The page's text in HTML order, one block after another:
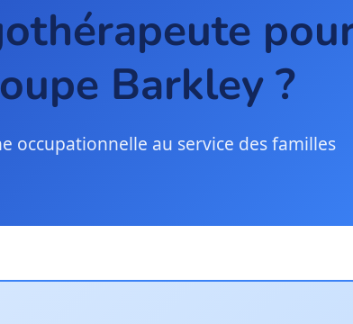
Barkley ?
occupationnelle au service des familles